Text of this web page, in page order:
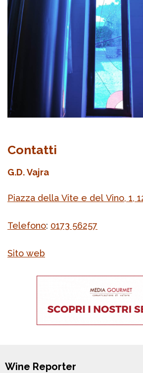
Contatti
G.D. Vajra
Piazza della Vite e del Vino, 1,
Telefono: 0173 56257
Sito web
Wine Reporter